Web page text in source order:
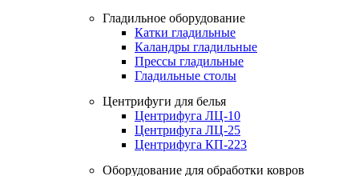
Гладильное оборудование
Катки гладильные
Каландры гладильные
Прессы гладильные
Гладильные столы
Центрифуги для белья
Центрифуга ЛЦ-10
Центрифуга ЛЦ-25
Центрифуга КП-223
Оборудование для обработки ковров